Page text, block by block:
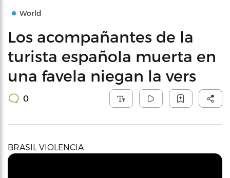
World
Los acompañantes de la
turista española muerta en
una favela niegan la vers
0
BRASIL VIOLENCIA